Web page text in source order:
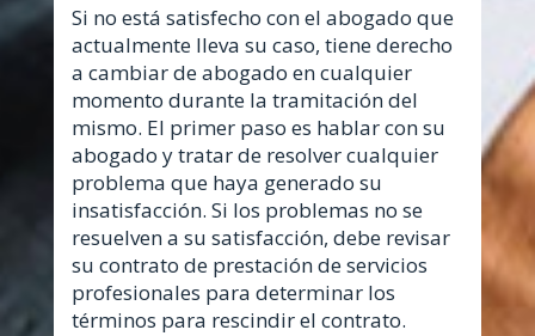
Si no está satisfecho con el abogado que
actualmente lleva su caso, tiene derecho
a cambiar de abogado en cualquier
momento durante la tramitación del
mismo. El primer paso es hablar con su
abogado y tratar de resolver cualquier
problema que haya generado su
insatisfacción. Si los problemas no se
resuelven a su satisfacción, debe revisar
su contrato de prestación de servicios
profesionales para determinar los
términos para rescindir el contrato.